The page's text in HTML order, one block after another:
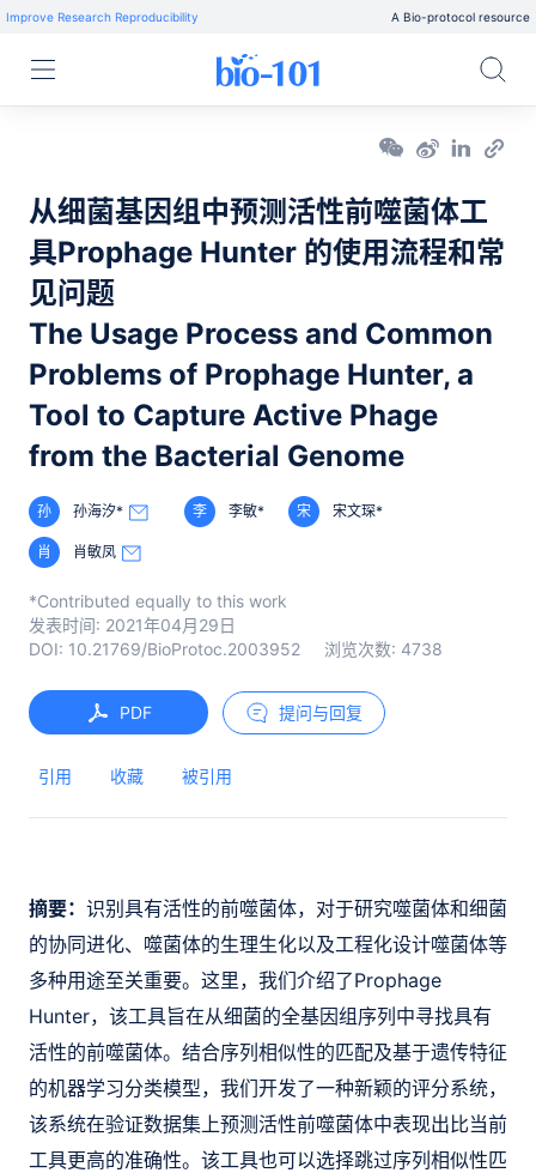
Improve Research Reproducibility A Bio-protocol resource
从细菌基因组中预测活性前噬菌体工
具Prophage Hunter 的使用流程和常
见问题
The Usage Process and Common
Problems of Prophage Hunter, a
Tool to Capture Active Phage
from the Bacterial Genome
孙 孙海汐* 李 李敏* 宋 宋文琛*
肖 肖敏凤
*Contributed equally to this work
发表时间: 2021年04月29日
DOI: 10.21769/BioProtoc.2003952 浏览次数: 4738
PDF 提问与回复
引用 收藏 被引用
摘要： 识别具有活性的前噬菌体，对于研究噬菌体和细菌
的协同进化、噬菌体的生理生化以及工程化设计噬菌体等
多种用途至关重要。这里，我们介绍了Prophage
Hunter，该工具旨在从细菌的全基因组序列中寻找具有
活性的前噬菌体。结合序列相似性的匹配及基于遗传特征
的机器学习分类模型，我们开发了一种新颖的评分系统，
该系统在验证数据集上预测活性前噬菌体中表现出比当前
工具更高的准确性。该工具也可以选择跳过序列相似性匹